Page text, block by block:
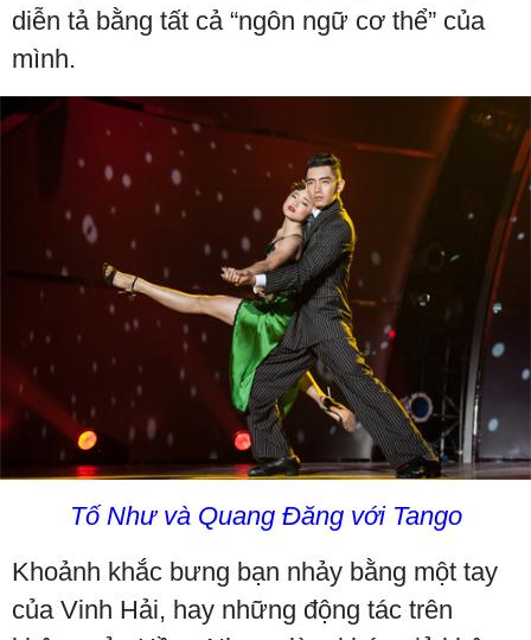
diễn tả bằng tất cả “ngôn ngữ cơ thể” của
mình.
Tố Như và Quang Đăng với Tango
Khoảnh khắc bưng bạn nhảy bằng một tay
của Vinh Hải, hay những động tác trên